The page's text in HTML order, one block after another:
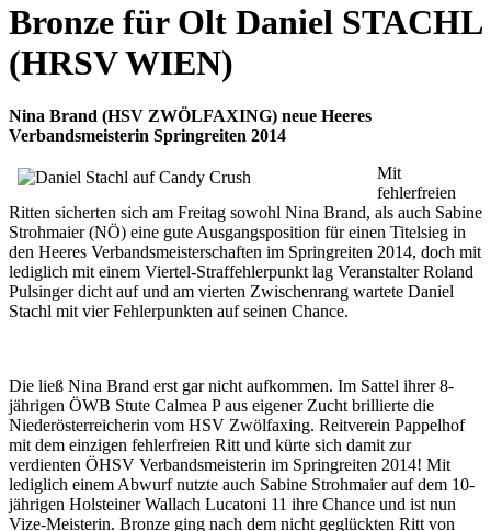
Bronze für Olt Daniel STACHL
(HRSV WIEN)
Nina Brand (HSV ZWÖLFAXING) neue Heeres
Verbandsmeisterin Springreiten 2014
Mit
fehlerfreien
Ritten sicherten sich am Freitag sowohl Nina Brand, als auch Sabine
Strohmaier (NÖ) eine gute Ausgangsposition für einen Titelsieg in
den Heeres Verbandsmeisterschaften im Springreiten 2014, doch mit
lediglich mit einem Viertel-Straffehlerpunkt lag Veranstalter Roland
Pulsinger dicht auf und am vierten Zwischenrang wartete Daniel
Stachl mit vier Fehlerpunkten auf seinen Chance.
Die ließ Nina Brand erst gar nicht aufkommen. Im Sattel ihrer 8-
jährigen ÖWB Stute Calmea P aus eigener Zucht brillierte die
Niederösterreicherin vom HSV Zwölfaxing. Reitverein Pappelhof
mit dem einzigen fehlerfreien Ritt und kürte sich damit zur
verdienten ÖHSV Verbandsmeisterin im Springreiten 2014! Mit
lediglich einem Abwurf nutzte auch Sabine Strohmaier auf dem 10-
jährigen Holsteiner Wallach Lucatoni 11 ihre Chance und ist nun
Vize-Meisterin. Bronze ging nach dem nicht geglückten Ritt von